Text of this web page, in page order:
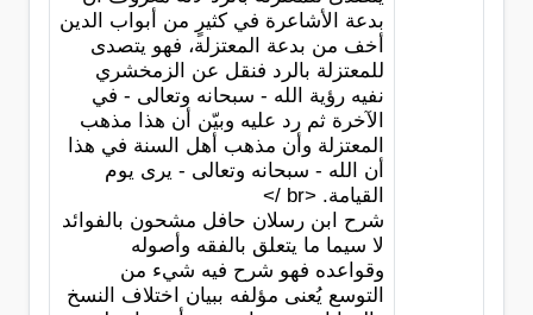
بدعة الأشاعرة في كثيرٍ من أبواب الدين
أخف من بدعة المعتزلة، فهو يتصدى
للمعتزلة بالرد فنقل عن الزمخشري
نفيه رؤية الله - سبحانه وتعالى - في
الآخرة ثم رد عليه وبيّن أن هذا مذهب
المعتزلة وأن مذهب أهل السنة في هذا
أن الله - سبحانه وتعالى - يرى يوم
القيامة. <br />
شرح ابن رسلان حافل مشحون بالفوائد
لا سيما ما يتعلق بالفقه وأصوله
وقواعده فهو شرح فيه شيء من
التوسع يُعنى مؤلفه ببيان اختلاف النسخ